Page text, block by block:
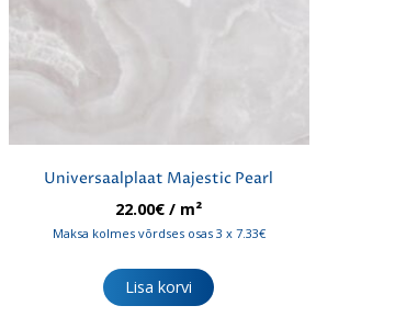
Universaalplaat Majestic Pearl
22.00€ / m²
Maksa kolmes võrdses osas 3 x 7.33€
Lisa korvi